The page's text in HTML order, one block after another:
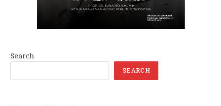
Search
SEARCH